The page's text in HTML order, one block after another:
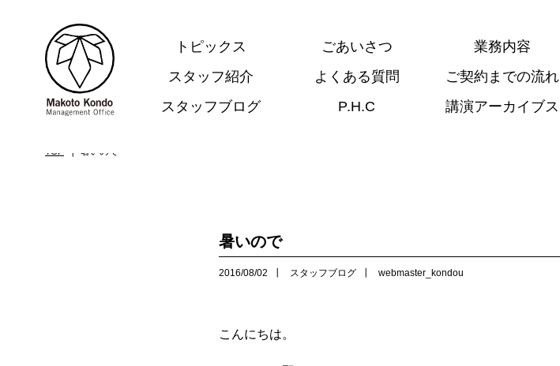
トピックス ごあいさつ 業務内容
スタッフ紹介
よくある質問 ご契約までの流れ
スタッフブログ
P.H.C 講演アーカイブス
TOP 暑いので
暑いので
2016/08/02 スタッフブログ webmaster_kondou
こんにちは。